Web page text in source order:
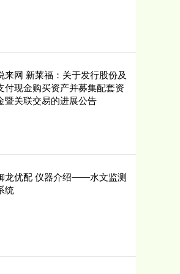
来网 新莱福：关于发行股份及
付现金购买资产并募集配套资
暨关联交易的进展公告
龙优配 仪器介绍——水文监测
统